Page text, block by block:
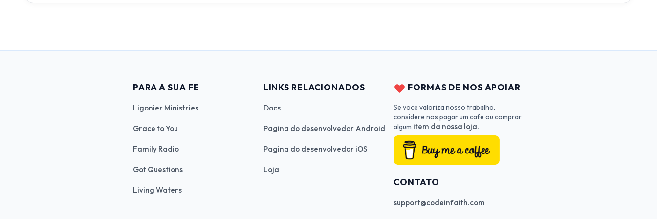
PARA A SUA FE
Ligonier Ministries
Grace to You
Family Radio
Got Questions
Living Waters
LINKS RELACIONADOS
Docs
Pagina do desenvolvedor Android
Pagina do desenvolvedor iOS
Loja
FORMAS DE NOS APOIAR
Se voce valoriza nosso trabalho,
considere nos pagar um cafe ou comprar
algum item da nossa loja.
CONTATO
support@codeinfaith.com